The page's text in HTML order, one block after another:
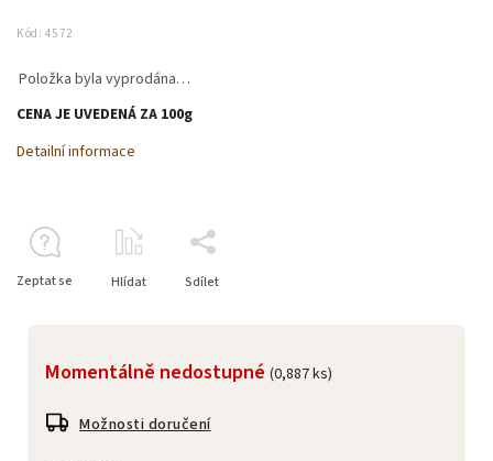
Kód: 4572
Momentálně nedostupné (0,887 ks)
Možnosti doručení
Položka byla vyprodána…
CENA JE UVEDENÁ ZA 100g
Detailní informace
Zeptat se Hlídat Sdílet